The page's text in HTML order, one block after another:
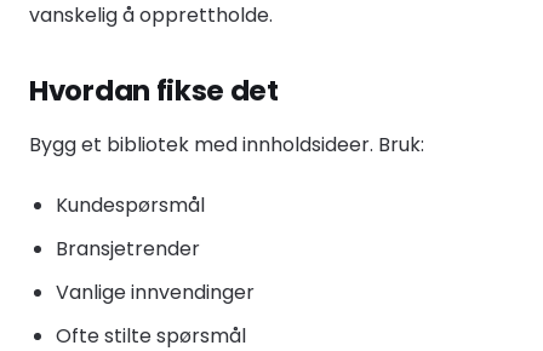
vanskelig å opprettholde.
Hvordan fikse det
Bygg et bibliotek med innholdsideer. Bruk:
Kundespørsmål
Bransjetrender
Vanlige innvendinger
Ofte stilte spørsmål